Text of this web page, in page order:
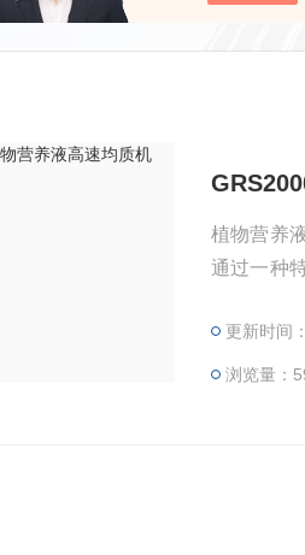
植物营养
通过一种
割从而产
更新时间
浏览量：